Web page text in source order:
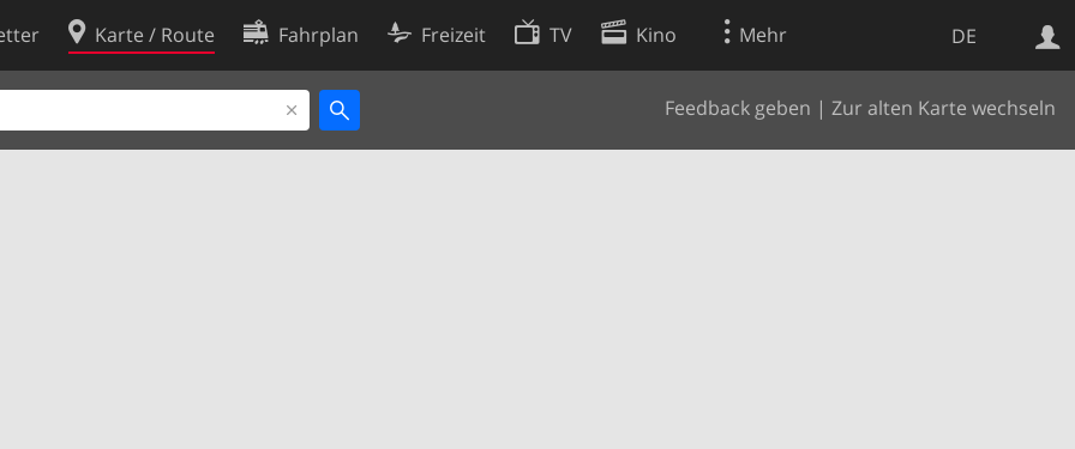
DE
Karte / Route Fahrplan Freizeit TV Kino Mehr
Feedback geben | Zur alten Karte wechseln
Websuche
Cookie-Richtlinie
Cookie-Einstellungen